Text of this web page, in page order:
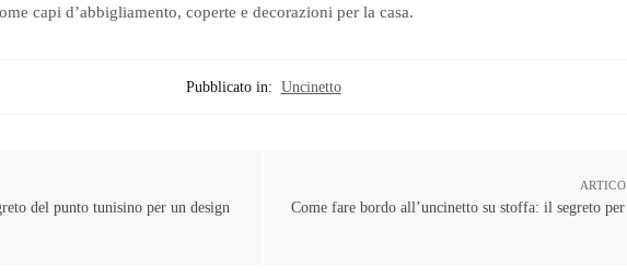
capi d’abbigliamento, coperte e decorazioni per la casa.
Pubblicato in: Uncinetto
del punto tunisino per un design
Come fare bordo all’uncinetto su stoffa: il segreto